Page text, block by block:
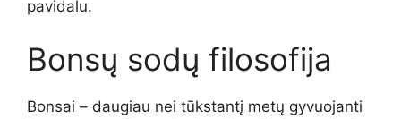
pavidalu.
Bonsų sodų filosofija
Bonsai – daugiau nei tūkstantį metų gyvuojanti